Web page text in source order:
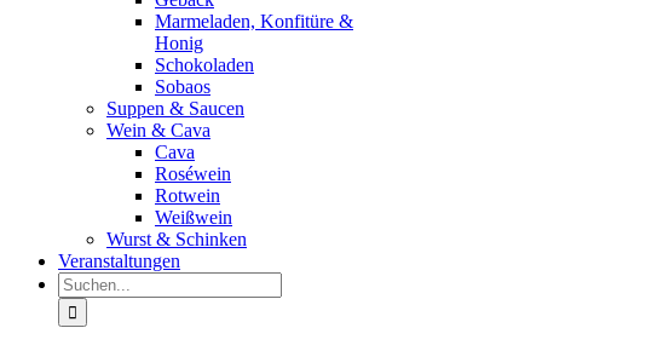
Marmeladen, Konfitüre &
Honig
Schokoladen
Sobaos
Suppen & Saucen
Wein & Cava
Cava
Roséwein
Rotwein
Weißwein
Wurst & Schinken
Veranstaltungen
Suche
nach: